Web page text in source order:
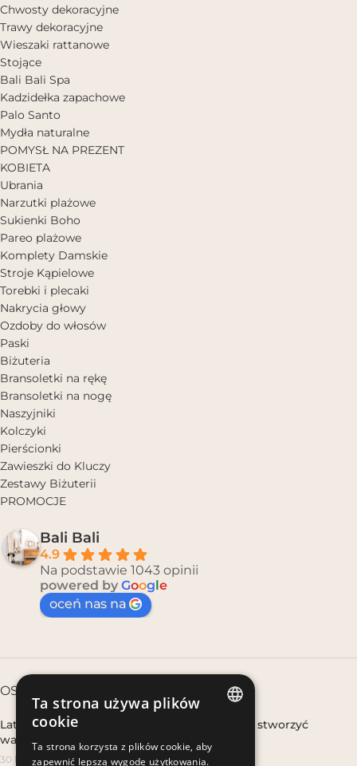
Chwosty dekoracyjne
Trawy dekoracyjne
Wieszaki rattanowe
Stojące
Bali Bali Spa
Kadzidełka zapachowe
Palo Santo
Mydła naturalne
POMYSŁ NA PREZENT
KOBIETA
Ubrania
Narzutki plażowe
Sukienki Boho
Pareo plażowe
Komplety Damskie
Stroje Kąpielowe
Torebki i plecaki
Nakrycia głowy
Ozdoby do włosów
Paski
Biżuteria
Bransoletki na rękę
Bransoletki na nogę
Naszyjniki
Kolczyki
Pierścionki
Zawieszki do Kluczy
Zestawy Biżuterii
PROMOCJE
Bali Bali
4.9
Na podstawie 1043 opinii
powered by Google
oceń nas na
OSTATNIE WPISY
Lato boho w domu, gdy nie wyjeżdżasz – jak stworzyć
wakacyjny klimat w mieście
30 lipca, 2026 POLISH
Ta strona używa plików
cookie
Ta strona korzysta z plików cookie, aby
zapewnić lepszą wygodę użytkowania.